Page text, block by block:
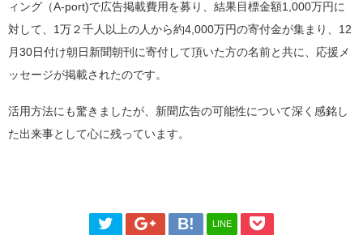
ィング（A-port)で広告掲載費用を募り、結果目標金額1,000万円に
対して、1万２千人以上の人から約4,000万円の寄付金が集まり、12
月30日付け朝日新聞朝刊に寄付して頂いた方の名前と共に、応援メ
ッセージが掲載されたのです。
活用方法にも驚きましたが、新聞広告の可能性について深く感銘し
た出来事として心に残っています。
LINE